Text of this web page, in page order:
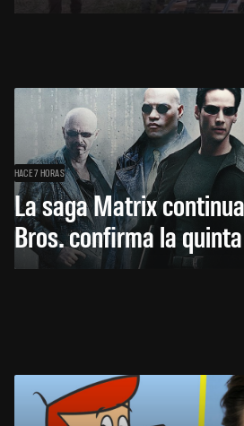
HACE 7 HORAS
La saga Matrix
Bros. confirma la